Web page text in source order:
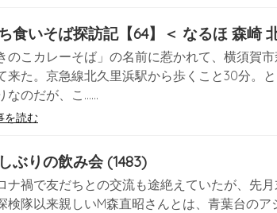
食いそば探訪記【64】＜ なるほ 森崎
のこカレーそば」の名前に惹かれて、横須賀
来た。京急線北久里浜駅から歩くこと30分。
なのだが、こ……
を読む
ぶりの飲み会 (1483)
ナ禍で友だちとの交流も途絶えていたが、先
検隊以来親しいM森直昭さんとは、青葉台の